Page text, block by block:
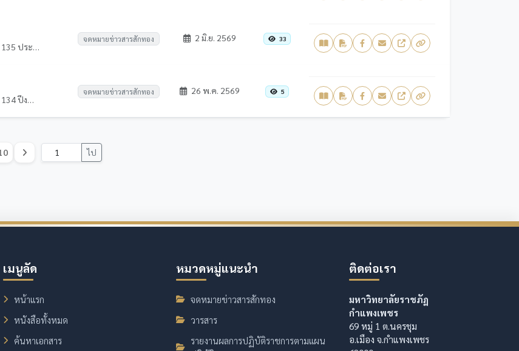
KPRU Newsletter จดหมายข่าวสารสักทอง ฉบับที่ 135 ประจำปีงบประมาณ 2569 ระหว่างวันที่ 23 - 29 พฤษภาคม 2569
จดหมายข่าวสารสักทอง 2 มิ.ย. 2569 33
KPRU Newsletter จดหมายข่าวสารสักทอง ฉบับที่ 134 ปีงบประมาณ 2569 ระหว่างวันที่ 16 - 22 พฤษภาคม 2569
จดหมายข่าวสารสักทอง 26 พ.ค. 2569 5
ไป
เมนูลัด
หน้าแรก
หนังสือทั้งหมด
ค้นหาเอกสาร
หมวดหมู่แนะนำ
จดหมายข่าวสารสักทอง
วารสาร
รายงานผลการปฏิบัติราชการตามแผน
ติดต่อเรา
มหาวิทยาลัยราชภัฏ
กำแพงเพชร
69 หมู่ 1 ต.นครชุม
อ.เมือง จ.กำแพงเพชร